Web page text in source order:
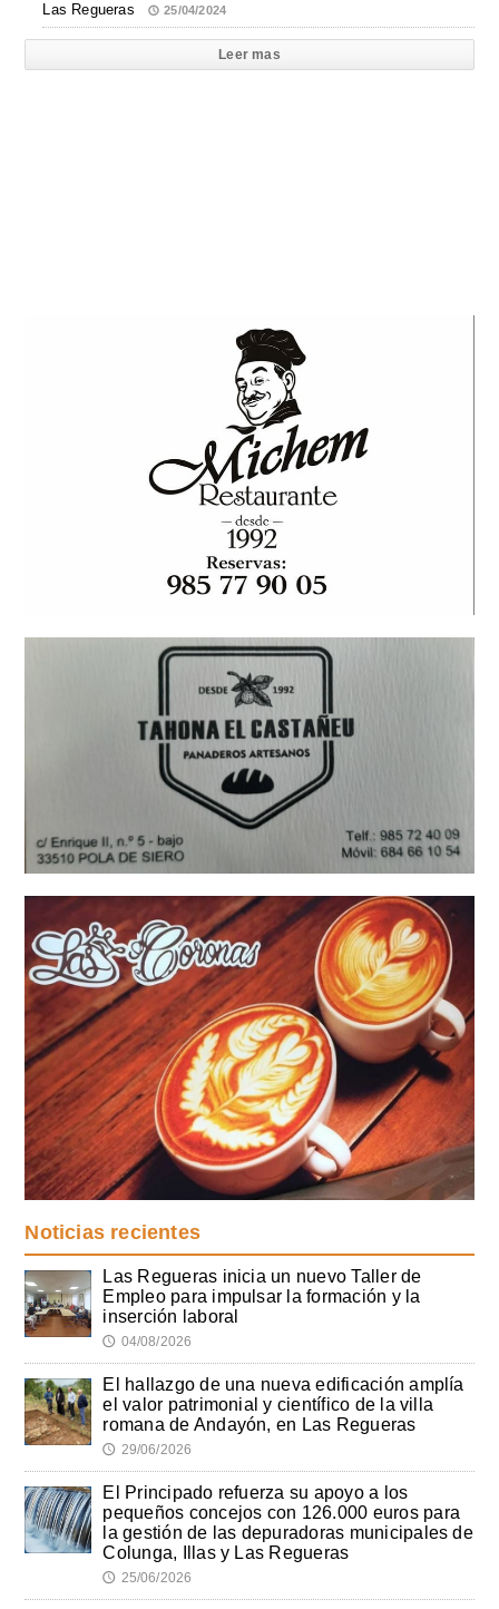
Las Regueras
25/04/2024
Leer mas
Noticias recientes
Las Regueras inicia un nuevo Taller de
Empleo para impulsar la formación y la
inserción laboral
🕔 04/08/2026
El hallazgo de una nueva edificación amplía
el valor patrimonial y científico de la villa
romana de Andayón, en Las Regueras
🕔 29/06/2026
El Principado refuerza su apoyo a los
pequeños concejos con 126.000 euros para
la gestión de las depuradoras municipales de
Colunga, Illas y Las Regueras
🕔 25/06/2026